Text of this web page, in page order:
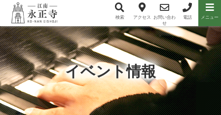
イベント情報
メニュー項目 検索 アクセス
お問い合わ
せ
電話 メニュー